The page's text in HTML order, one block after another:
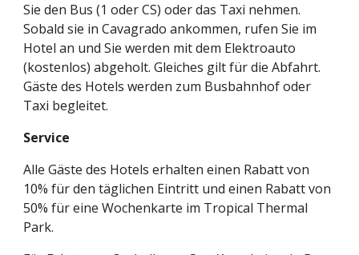
Sie den Bus (1 oder CS) oder das Taxi nehmen.
Sobald sie in Cavagrado ankommen, rufen Sie im
Hotel an und Sie werden mit dem Elektroauto
(kostenlos) abgeholt. Gleiches gilt für die Abfahrt.
Gäste des Hotels werden zum Busbahnhof oder
Taxi begleitet.
Service
Alle Gäste des Hotels erhalten einen Rabatt von
10% für den täglichen Eintritt und einen Rabatt von
50% für eine Wochenkarte im Tropical Thermal
Park.